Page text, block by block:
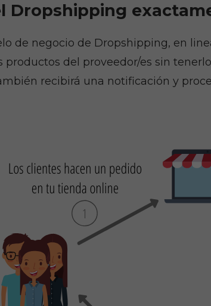
Dropshipping
de negocio de Dropshipping, en
productos del proveedor/es sin
recibirá una notificación y